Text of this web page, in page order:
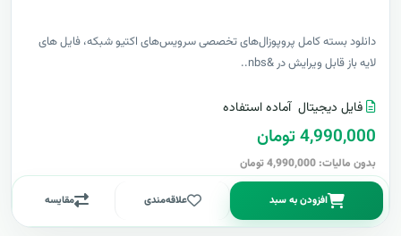
دانلود بسته کامل پروپوزال‌های تخصصی سرویس‌های اکتیو شبکه، فایل های
لایه باز قابل ویرایش در &nbs..
فایل دیجیتال آماده استفاده
4,990,000 تومان
بدون مالیات: 4,990,000 تومان
افزودن به سبد علاقه‌مندی مقایسه